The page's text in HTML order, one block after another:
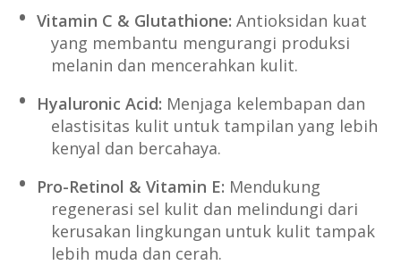
Vitamin C & Glutathione: Antioksidan kuat
yang membantu mengurangi produksi
melanin dan mencerahkan kulit.
Hyaluronic Acid: Menjaga kelembapan dan
elastisitas kulit untuk tampilan yang lebih
kenyal dan bercahaya.
Pro-Retinol & Vitamin E: Mendukung
regenerasi sel kulit dan melindungi dari
kerusakan lingkungan untuk kulit tampak
lebih muda dan cerah.